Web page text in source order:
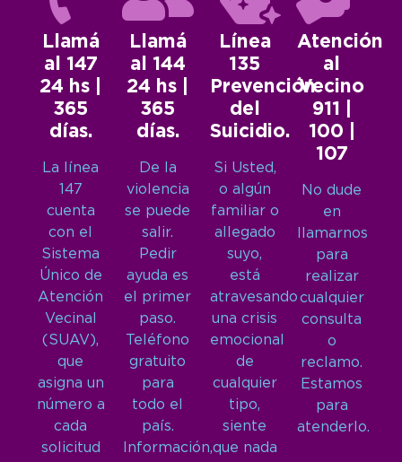
Llamá
al 147
24 hs |
365
días.
La línea
147
cuenta
con el
Sistema
Único de
Atención
Vecinal
(SUAV),
que
asigna un
número a
cada
solicitud
Llamá
al 144
24 hs |
365
días.
De la
violencia
se puede
salir.
Pedir
ayuda es
el primer
paso.
Teléfono
gratuito
para
todo el
país.
Información,
Línea
135
Prevención
del
Suicidio.
Si Usted,
o algún
familiar o
allegado
suyo,
está
atravesando
una crisis
emocional
de
cualquier
tipo,
siente
que nada
Atención
al
Vecino
911 |
100 |
107
No dude
en
llamarnos
para
realizar
cualquier
consulta
o
reclamo.
Estamos
para
atenderlo.